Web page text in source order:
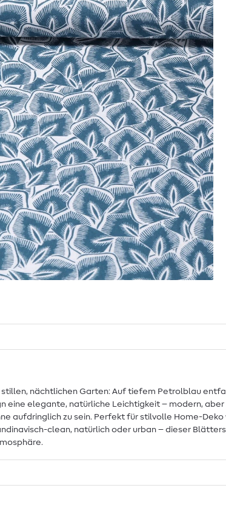
stillen, nächtlichen Garten: Auf tiefem Petrolblau
eine elegante, natürliche Leichtigkeit – modern,
aufdringlich zu sein. Perfekt für stilvolle Home-
clean, natürlich oder urban – dieser